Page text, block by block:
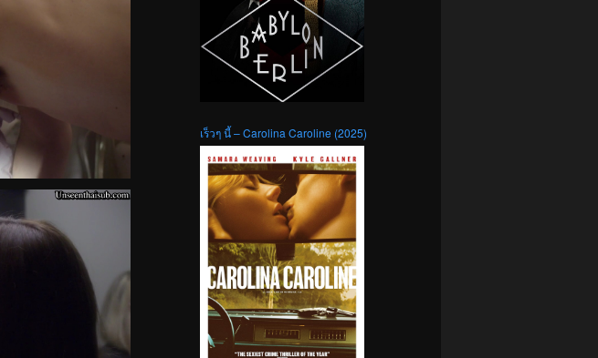
เร็วๆ นี้ – Carolina Caroline (2025)